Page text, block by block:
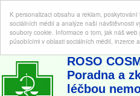
K personalizaci obsahu a reklam, poskytování
sociálních médií a analýze naší návštěvnosti
soubory cookie. Informace o tom, jak náš
působícími v oblasti sociálních médií, inzerce
ABC-LEKARNA.cz | Poradna a
ROSO
Poradna a
léčbou